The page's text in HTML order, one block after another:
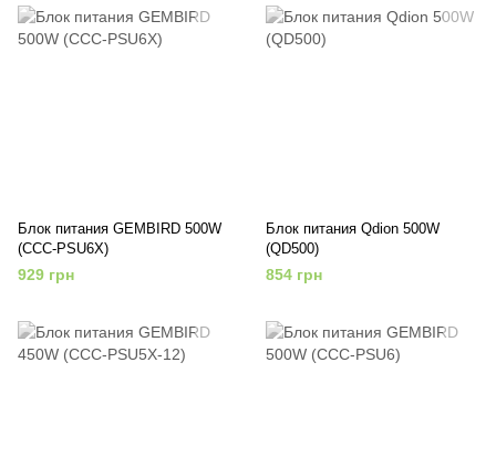
Блок питания GEMBIRD 500W
(CCC-PSU6X)
929 грн
Блок питания Qdion 500W
(QD500)
854 грн